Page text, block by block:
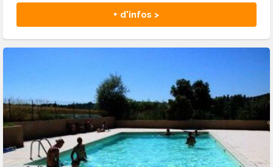
+ d'infos >